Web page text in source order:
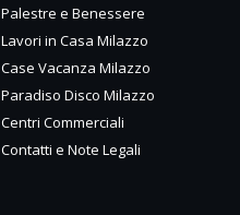
Palestre e Benessere
Lavori in Casa Milazzo
Case Vacanza Milazzo
Paradiso Disco Milazzo
Centri Commerciali
Contatti e Note Legali